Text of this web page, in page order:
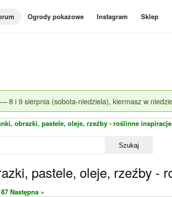
Ogrody pokazowe Instagram Sklep
8 i 9 sierpnia (sobota-niedziela), kiermasz w
obrazki, pastele, oleje, rzeźby - roślinne inspiracje
Szukaj
pastele, oleje, rzeźby -
Następna »